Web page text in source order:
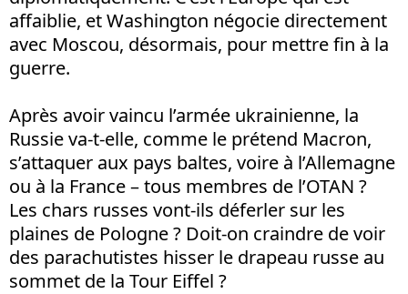
affaiblie, et Washington négocie directement
avec Moscou, désormais, pour mettre fin à la
guerre.
Après avoir vaincu l’armée ukrainienne, la
Russie va-t-elle, comme le prétend Macron,
s’attaquer aux pays baltes, voire à l’Allemagne
ou à la France – tous membres de l’OTAN ?
Les chars russes vont-ils déferler sur les
plaines de Pologne ? Doit-on craindre de voir
des parachutistes hisser le drapeau russe au
sommet de la Tour Eiffel ?